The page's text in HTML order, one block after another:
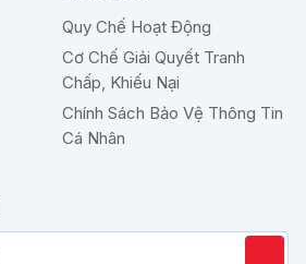
Quy Chế Hoạt Động
Cơ Chế Giải Quyết Tranh
Chấp, Khiếu Nại
Chính Sách Bảo Vệ Thông Tin
Cá Nhân